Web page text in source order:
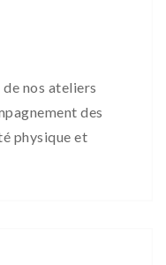
nos ateliers
des
physique et